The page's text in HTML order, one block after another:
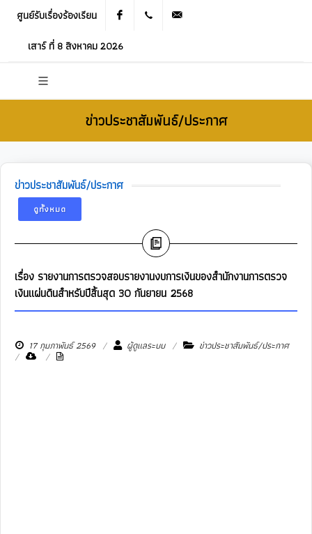
ศูนย์รับเรื่องร้องเรียน Facebook 021905536
เสาร์ ที่ 8 สิงหาคม 2026
ข่าวประชาสัมพันธ์/ประกาศ
ข่าวประชาสัมพันธ์/ประกาศ
ดูทั้งหมด
เรื่อง รายงานการตรวจสอบรายงานงบการเงินของสำนักงานการตรวจ
เงินแผ่นดินสำหรับปีสิ้นสุด 30 กันยายน 2568
17 กุมภาพันธ์ 2569 ผู้ดูแลระบบ ข่าวประชาสัมพันธ์/ประกาศ